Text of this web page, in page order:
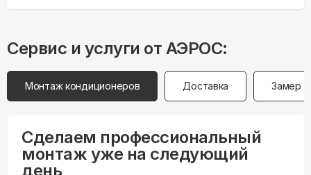
Сервис и услуги от АЭРОС:
Монтаж кондиционеров Доставка Замер
Сделаем профессиональный
монтаж уже на следующий
день